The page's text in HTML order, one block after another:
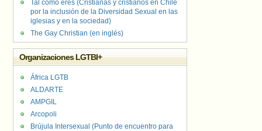
Tal como eres (Cristianas y cristianos en Chile
por la inclusión de la Diversidad Sexual en las
iglesias y en la sociedad)
The Gay Christian (en inglés)
Organizaciones LGTBI+
África LGTB
ALDARTE
AMPGIL
Arcopoli
Brújula Intersexual (Punto de encuentro para